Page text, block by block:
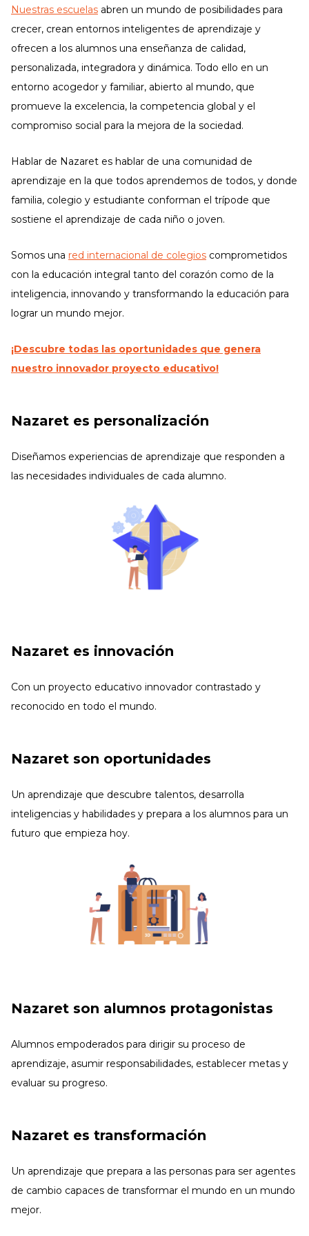
Nuestras escuelas abren un mundo de posibilidades para
crecer, crean entornos inteligentes de aprendizaje y
ofrecen a los alumnos una enseñanza de calidad,
personalizada, integradora y dinámica. Todo ello en un
entorno acogedor y familiar, abierto al mundo, que
promueve la excelencia, la competencia global y el
compromiso social para la mejora de la sociedad.
Hablar de Nazaret es hablar de una comunidad de
aprendizaje en la que todos aprendemos de todos, y donde
familia, colegio y estudiante conforman el trípode que
sostiene el aprendizaje de cada niño o joven.
Somos una red internacional de colegios comprometidos
con la educación integral tanto del corazón como de la
inteligencia, innovando y transformando la educación para
lograr un mundo mejor.
¡Descubre todas las oportunidades que genera
nuestro innovador proyecto educativo!
Nazaret es personalización
Diseñamos experiencias de aprendizaje que responden a
las necesidades individuales de cada alumno.
Nazaret es innovación
Con un proyecto educativo innovador contrastado y
reconocido en todo el mundo.
Nazaret son oportunidades
Un aprendizaje que descubre talentos, desarrolla
inteligencias y habilidades y prepara a los alumnos para un
futuro que empieza hoy.
Nazaret son alumnos protagonistas
Alumnos empoderados para dirigir su proceso de
aprendizaje, asumir responsabilidades, establecer metas y
evaluar su progreso.
Nazaret es transformación
Un aprendizaje que prepara a las personas para ser agentes
de cambio capaces de transformar el mundo en un mundo
mejor.